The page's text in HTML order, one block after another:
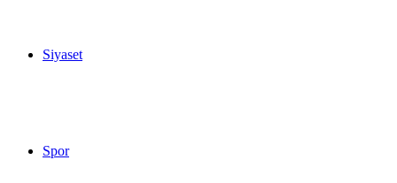
Siyaset
Spor